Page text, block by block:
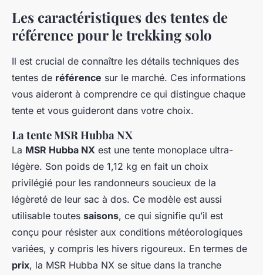
Les caractéristiques des tentes de
référence pour le trekking solo
Il est crucial de connaître les détails techniques des
tentes de référence sur le marché. Ces informations
vous aideront à comprendre ce qui distingue chaque
tente et vous guideront dans votre choix.
La tente MSR Hubba NX
La MSR Hubba NX est une tente monoplace ultra-
légère. Son poids de 1,12 kg en fait un choix
privilégié pour les randonneurs soucieux de la
légèreté de leur sac à dos. Ce modèle est aussi
utilisable toutes saisons, ce qui signifie qu’il est
conçu pour résister aux conditions météorologiques
variées, y compris les hivers rigoureux. En termes de
prix, la MSR Hubba NX se situe dans la tranche